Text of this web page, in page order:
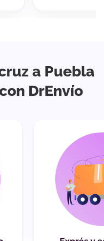
a Puebla
DrEnvío